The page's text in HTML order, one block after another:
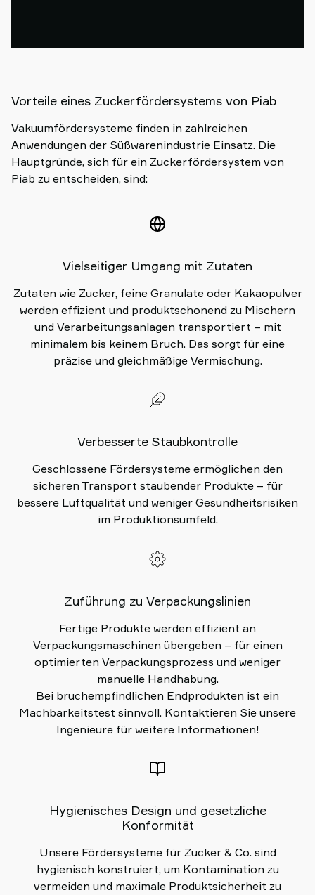
Vorteile eines Zuckerfördersystems von Piab
Vakuumfördersysteme finden in zahlreichen
Anwendungen der Süßwarenindustrie Einsatz. Die
Hauptgründe, sich für ein Zuckerfördersystem von
Piab zu entscheiden, sind:
Vielseitiger Umgang mit Zutaten
Zutaten wie Zucker, feine Granulate oder Kakaopulver
werden effizient und produktschonend zu Mischern
und Verarbeitungsanlagen transportiert – mit
minimalem bis keinem Bruch. Das sorgt für eine
präzise und gleichmäßige Vermischung.
Verbesserte Staubkontrolle
Geschlossene Fördersysteme ermöglichen den
sicheren Transport staubender Produkte – für
bessere Luftqualität und weniger Gesundheitsrisiken
im Produktionsumfeld.
Zuführung zu Verpackungslinien
Fertige Produkte werden effizient an
Verpackungsmaschinen übergeben – für einen
optimierten Verpackungsprozess und weniger
manuelle Handhabung.
Bei bruchempfindlichen Endprodukten ist ein
Machbarkeitstest sinnvoll. Kontaktieren Sie unsere
Ingenieure für weitere Informationen!
Hygienisches Design und gesetzliche
Konformität
Unsere Fördersysteme für Zucker & Co. sind
hygienisch konstruiert, um Kontamination zu
vermeiden und maximale Produktsicherheit zu